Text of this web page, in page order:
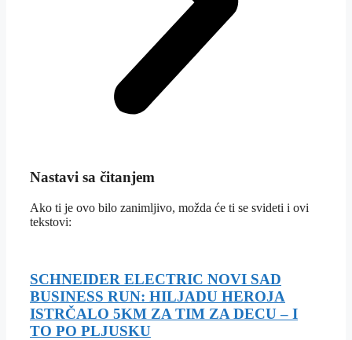
Nastavi sa čitanjem
Ako ti je ovo bilo zanimljivo, možda će ti se svideti i ovi
tekstovi:
SCHNEIDER ELECTRIC NOVI SAD
BUSINESS RUN: HILJADU HEROJA
ISTRČALO 5KM ZA TIM ZA DECU – I
TO PO PLJUSKU